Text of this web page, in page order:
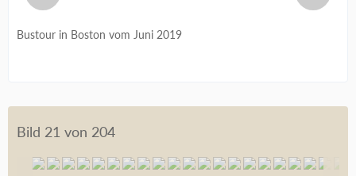
Bustour in Boston vom Juni 2019
Bild 21 von 204